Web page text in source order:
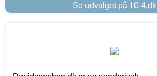
Se udvalget på 10-4.dk